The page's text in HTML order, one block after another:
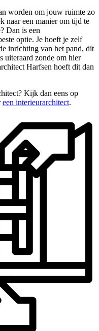
worden om jouw ruimte zo
naar een manier om tijd te
Dan is een
optie. Je hoeft je zelf
inrichting van het pand, dit
uiteraard zonde om hier
Harfsen hoeft dit dan
Kijk dan eens op
een interieurarchitect.